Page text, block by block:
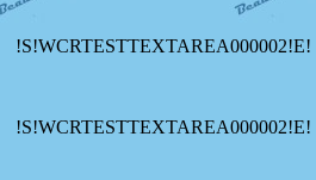
!S!WCRTESTTEXTAREA000002!E!
!S!WCRTESTTEXTAREA000002!E!